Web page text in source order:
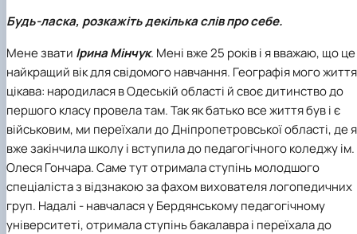
Будь-ласка, розкажіть декілька слів про себе.
Мене звати Ірина Мінчук. Мені вже 25 років і я вважаю, що це
найкращий вік для свідомого навчання. Географія мого життя
цікава: народилася в Одеській області й своє дитинство до
першого класу провела там. Так як батько все життя був і є
військовим, ми переїхали до Дніпропетровської області, де я
вже закінчила школу і вступила до педагогічного коледжу ім.
Олеся Гончара. Саме тут отримала ступінь молодшого
спеціаліста з відзнакою за фахом вихователя логопедичних
груп. Надалі - навчалася у Бердянському педагогічному
університеті, отримала ступінь бакалавра і переїхала до